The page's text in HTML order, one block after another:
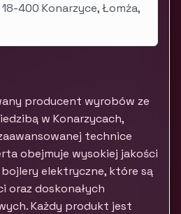
400 Konarzyce, Łomża,
producent wyrobów ze
w Konarzycach,
technice
obejmuje wysokiej jakości
elektryczne, które są
oraz doskonałych
Każdy produkt jest